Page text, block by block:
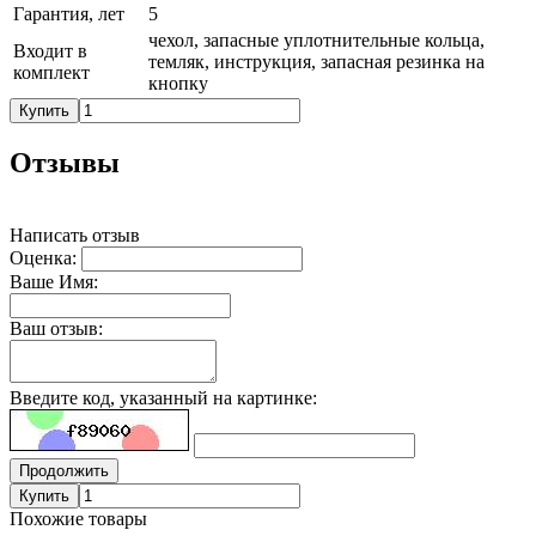
Гарантия, лет
5
Входит в
комплект
чехол, запасные уплотнительные кольца,
темляк, инструкция, запасная резинка на
кнопку
Купить
Отзывы
Написать отзыв
Оценка:
Ваше Имя:
Ваш отзыв:
Введите код, указанный на картинке:
Продолжить
Купить
Похожие товары